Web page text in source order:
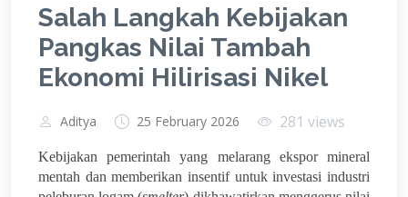
Salah Langkah Kebijakan
Pangkas Nilai Tambah
Ekonomi Hilirisasi Nikel
Aditya 25 February 2026 281 views
Kebijakan pemerintah yang melarang ekspor mineral
mentah dan memberikan insentif untuk investasi industri